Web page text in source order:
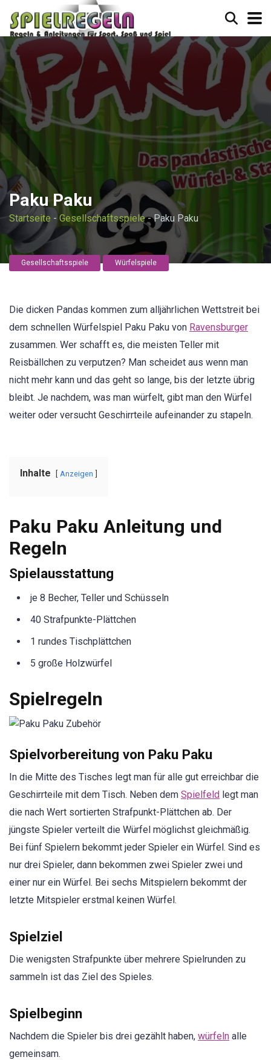
Paku Paku
Startseite - Gesellschaftsspiele-Paku Paku
Gesellschaftsspiele Würfelspiele
Die dicken Pandas kommen zum alljährlichen Wettstreit bei
dem schnellen Würfelspiel Paku Paku von Ravensburger
zusammen. Wer schafft es, die meisten Teller mit
Reisbällchen zu verputzen? Man scheidet aus wenn man
nicht mehr kann und das geht so lange, bis der letzte übrig
bleibt. Je nachdem, was man würfelt, gibt man den Würfel
weiter oder versucht Geschirrteile aufeinander zu stapeln.
Inhalte Anzeigen
Paku Paku Anleitung und
Regeln
Spielausstattung
je 8 Becher, Teller und Schüsseln
40 Strafpunkte-Plättchen
1 rundes Tischplättchen
5 große Holzwürfel
Spielregeln
Spielvorbereitung von Paku Paku
In die Mitte des Tisches legt man für alle gut erreichbar die
Geschirrteile mit dem Tisch. Neben dem Spielfeld legt man
die nach Wert sortierten Strafpunkt-Plättchen ab. Der
jüngste Spieler verteilt die Würfel möglichst gleichmäßig.
Bei fünf Spielern bekommt jeder Spieler ein Würfel. Sind es
nur drei Spieler, dann bekommen zwei Spieler zwei und
einer nur ein Würfel. Bei sechs Mitspielern bekommt der
letzte Mitspieler erstmal keinen Würfel.
Spielziel
Die wenigsten Strafpunkte über mehrere Spielrunden zu
sammeln ist das Ziel des Spieles.
Spielbeginn
Nachdem die Spieler bis drei gezählt haben, würfeln alle
gemeinsam.